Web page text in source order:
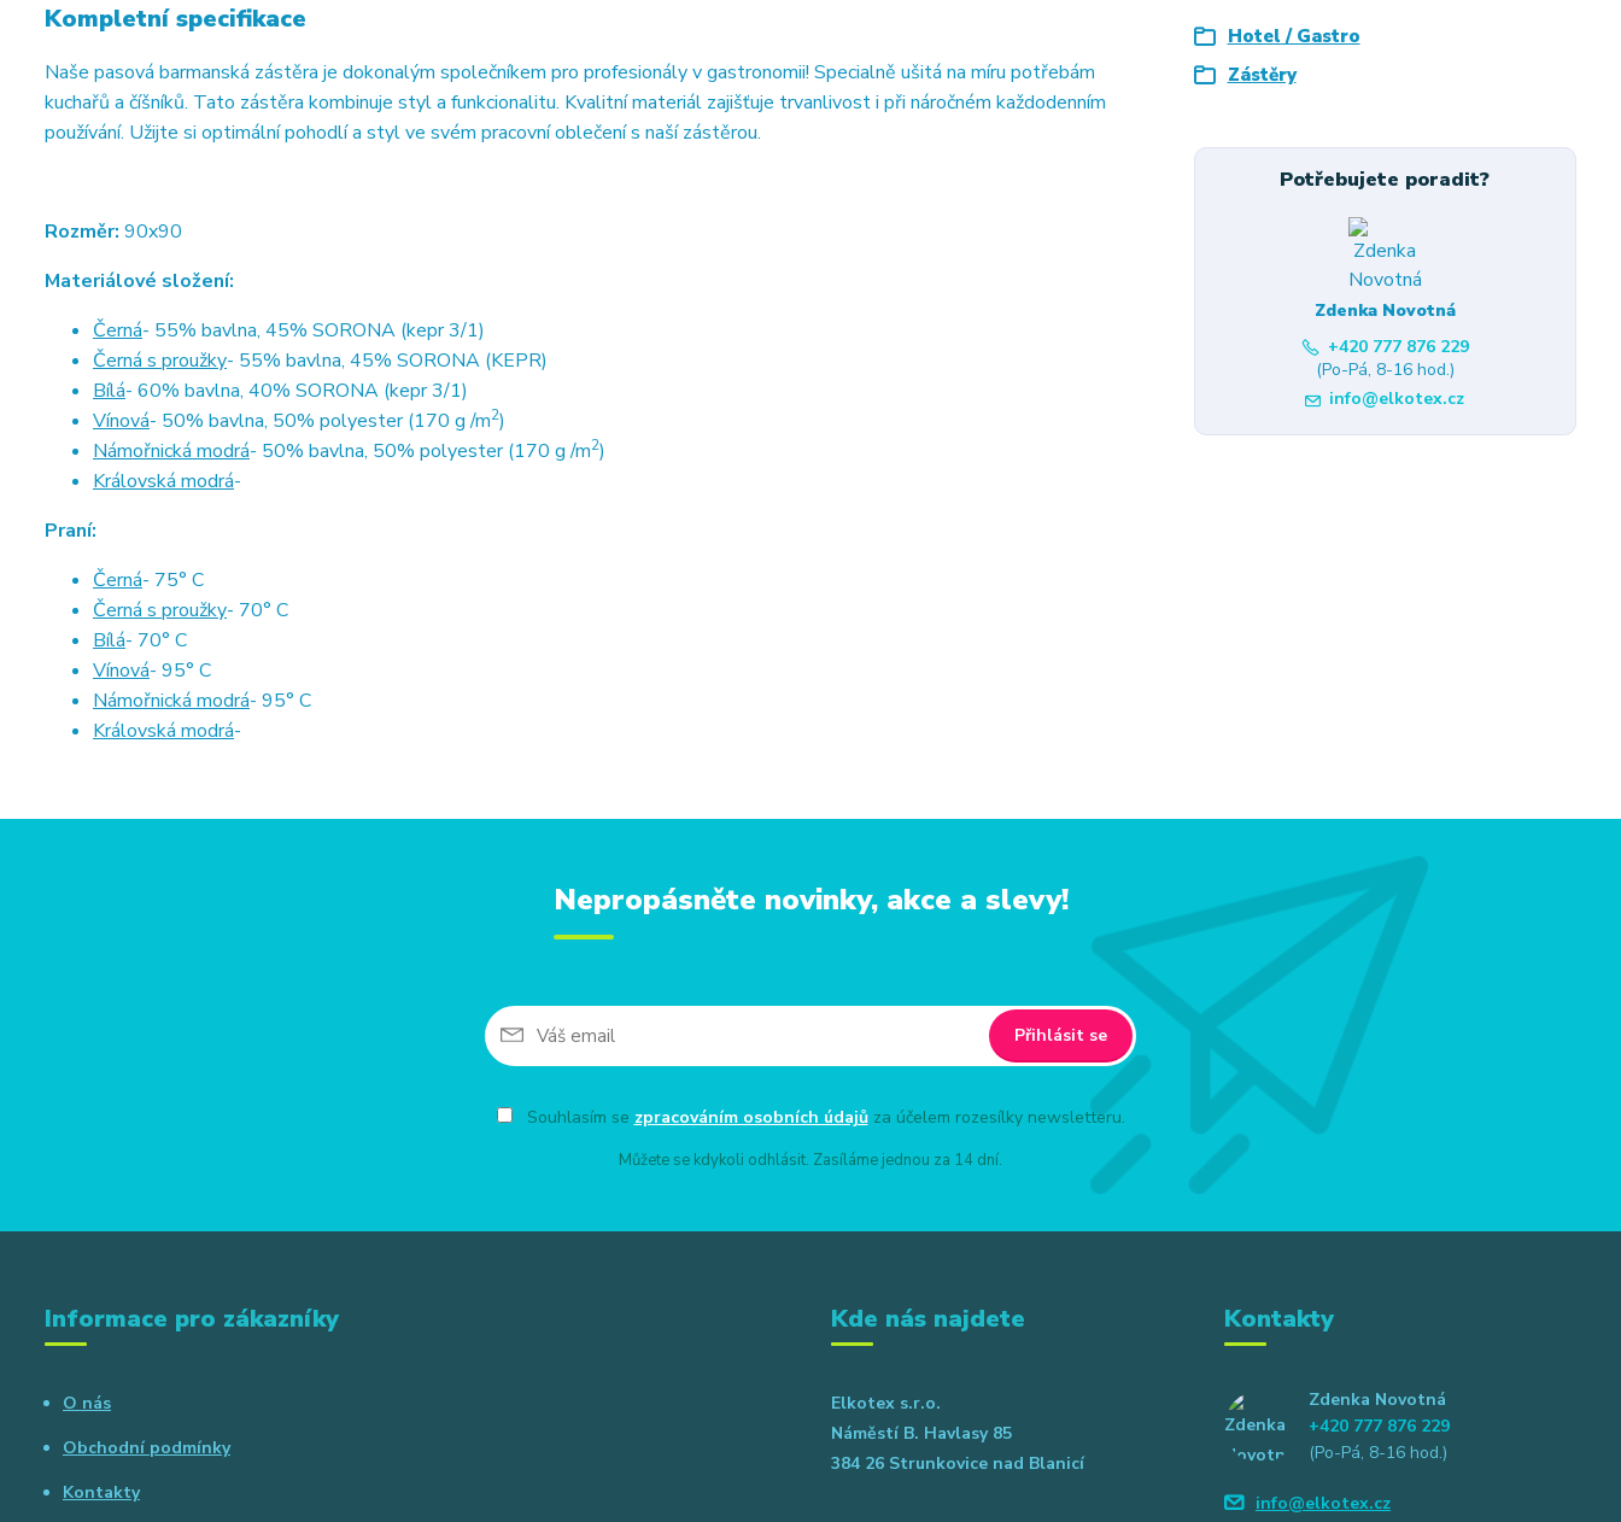
Kompletní specifikace
Naše pasová barmanská zástěra je dokonalým společníkem pro profesionály v gastronomii! Specialně ušitá na míru potřebám
kuchařů a číšníků. Tato zástěra kombinuje styl a funkcionalitu. Kvalitní materiál zajišťuje trvanlivost i při náročném každodenním
používání. Užijte si optimální pohodlí a styl ve svém pracovní oblečení s naší zástěrou.
Rozměr: 90x90
Materiálové složení:
Černá- 55% bavlna, 45% SORONA (kepr 3/1)
Černá s proužky- 55% bavlna, 45% SORONA (KEPR)
Bílá- 60% bavlna, 40% SORONA (kepr 3/1)
Vínová- 50% bavlna, 50% polyester (170 g /m2)
Námořnická modrá- 50% bavlna, 50% polyester (170 g /m2)
Královská modrá-
Praní:
Černá- 75° C
Černá s proužky- 70° C
Bílá- 70° C
Vínová- 95° C
Námořnická modrá- 95° C
Královská modrá-
Hotel / Gastro
Zástěry
Potřebujete poradit?
Zdenka Novotná
+420 777 876 229
(Po-Pá, 8-16 hod.)
info@elkotex.cz
Nepropásněte novinky, akce a slevy!
Přihlásit se
Souhlasím se zpracováním osobních údajůza účelem rozesílky newsletteru.
Můžete se kdykoli odhlásit. Zasíláme jednou za 14 dní.
Informace pro zákazníky
O nás
Obchodní podmínky
Kontakty
Kde nás najdete
Elkotex s.r.o.
Náměstí B. Havlasy 85
384 26 Strunkovice nad Blanicí
Kontakty
Zdenka Novotná
+420 777 876 229
(Po-Pá, 8-16 hod.)
info@elkotex.cz